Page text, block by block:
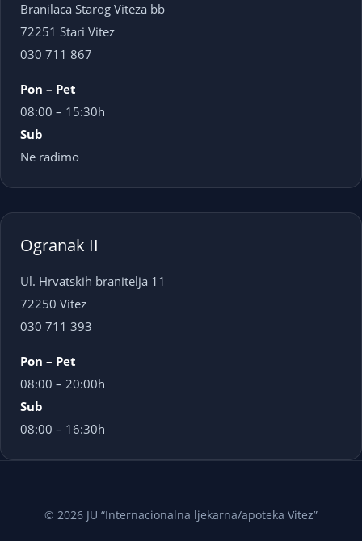
Branilaca Starog Viteza bb
72251 Stari Vitez
030 711 867
Pon – Pet
08:00 – 15:30h
Sub
Ne radimo
Ogranak II
Ul. Hrvatskih branitelja 11
72250 Vitez
030 711 393
Pon – Pet
08:00 – 20:00h
Sub
08:00 – 16:30h
© 2026 JU “Internacionalna ljekarna/apoteka Vitez”